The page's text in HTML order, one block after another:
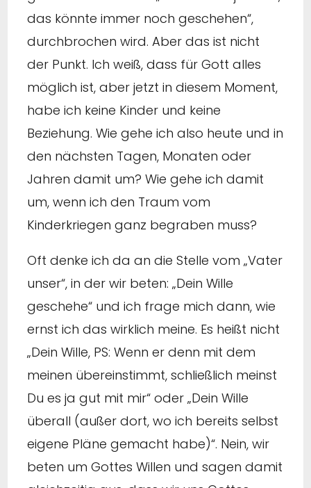
das könnte immer noch geschehen“,
durchbrochen wird. Aber das ist nicht
der Punkt. Ich weiß, dass für Gott alles
möglich ist, aber jetzt in diesem Moment,
habe ich keine Kinder und keine
Beziehung. Wie gehe ich also heute und in
den nächsten Tagen, Monaten oder
Jahren damit um? Wie gehe ich damit
um, wenn ich den Traum vom
Kinderkriegen ganz begraben muss?
Oft denke ich da an die Stelle vom „Vater
unser“, in der wir beten: „Dein Wille
geschehe“ und ich frage mich dann, wie
ernst ich das wirklich meine. Es heißt nicht
„Dein Wille, PS: Wenn er denn mit dem
meinen übereinstimmt, schließlich meinst
Du es ja gut mit mir“ oder „Dein Wille
überall (außer dort, wo ich bereits selbst
eigene Pläne gemacht habe)“. Nein, wir
beten um Gottes Willen und sagen damit